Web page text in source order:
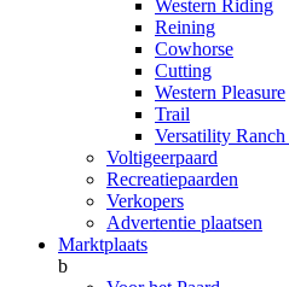
Western Riding
Reining
Cowhorse
Cutting
Western Pleasure
Trail
Versatility
Voltigeerpaard
Recreatiepaarden
Verkopers
Advertentie plaatsen
Marktplaats
b